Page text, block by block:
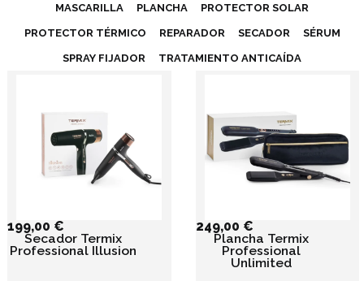
MASCARILLA PLANCHA PROTECTOR SOLAR
PROTECTOR TÉRMICO REPARADOR SECADOR SÉRUM
SPRAY FIJADOR TRATAMIENTO ANTICAÍDA
199,00 €
Secador Termix
Professional Illusion
249,00 €
Plancha Termix
Professional
Unlimited